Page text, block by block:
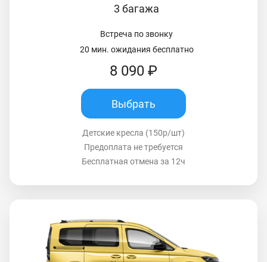
3 багажа
Встреча по звонку
20 мин. ожидания бесплатно
8 090 ₽
Выбрать
Детские кресла (150р/шт)
Предоплата не требуется
Бесплатная отмена за 12ч